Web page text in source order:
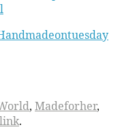
, Madeforher,
.